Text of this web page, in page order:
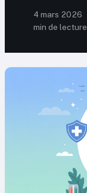
4 mars 2026
min de lecture